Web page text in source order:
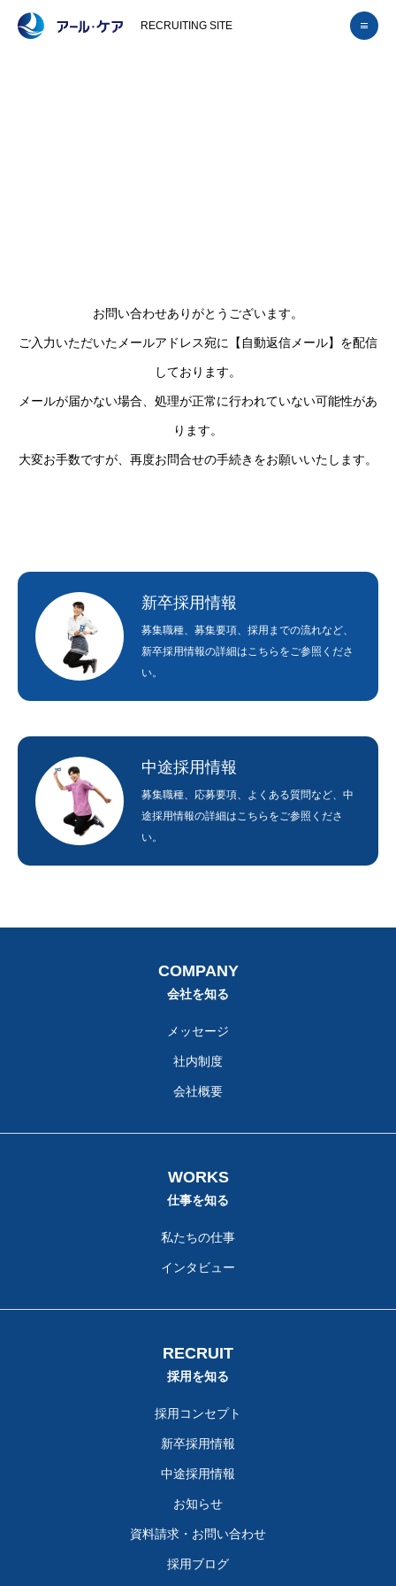
RECRUITING SITE
HOME
WORKS 仕事を知る
PRIVACY
お問い合わせありがとうございます。
ご入力いただいたメールアドレス宛に【自動返信メール】を配信
しております。
メールが届かない場合、処理が正常に行われていない可能性があ
ります。
大変お手数ですが、再度お問合せの手続きをお願いいたします。
新卒採用情報
募集職種、募集要項、採用までの流れなど、
新卒採用情報の詳細はこちらをご参照くださ
い。
中途採用情報
募集職種、応募要項、よくある質問など、中
途採用情報の詳細はこちらをご参照くださ
い。
COMPANY
会社を知る
メッセージ
社内制度
会社概要
WORKS
仕事を知る
私たちの仕事
インタビュー
RECRUIT
採用を知る
採用コンセプト
新卒採用情報
中途採用情報
お知らせ
資料請求・お問い合わせ
採用ブログ